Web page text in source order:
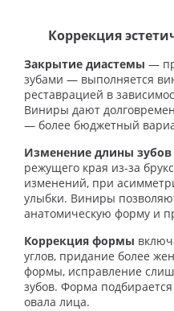
Коррекция
Закрытие диастемы —
зубами — выполняется
реставрацией в
Виниры дают
— более бюджетный
Изменение длины зубов
режущего края из-за
изменений, при
улыбки. Виниры
анатомическую форму и
Коррекция формы
углов, придание более
формы, исправление
зубов. Форма
овала лица.